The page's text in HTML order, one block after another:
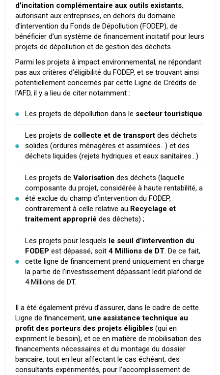
d'incitation complémentaire aux outils existants,
autorisant aux entreprises, en dehors du domaine
d'intervention du Fonds de Dépollution (FODEP), de
bénéficier d’un système de financement incitatif pour leurs
projets de dépollution et de gestion des déchets.
Parmi les projets à impact environnemental, ne répondant
pas aux critères d’éligibilité du FODEP, et se trouvant ainsi
potentiellement concernés par cette Ligne de Crédits de
l’AFD, il y a lieu de citer notamment :
Les projets de dépollution dans le secteur touristique
Les projets de collecte et de transport des déchets
solides (ordures ménagères et assimilées…) et des
déchets liquides (rejets hydriques et eaux sanitaires…)
Les projets de Valorisation des déchets (laquelle
composante du projet, considérée à haute rentabilité, a
été exclue du champ d’intervention du FODEP,
contrairement à celle relative au Recyclage et
traitement approprié des déchets) ;
Les projets pour lesquels le seuil d’intervention du
FODEP est dépassé, soit 4 Millions de DT. De ce fait,
cette ligne de financement prend uniquement en charge
la partie de l’investissement dépassant ledit plafond de
4 Millions de DT.
Il a été également prévu d’assurer, dans le cadre de cette
Ligne de financement, une assistance technique au
profit des porteurs des projets éligibles (qui en
expriment le besoin), et ce en matière de mobilisation des
financements nécessaires et du montage du dossier
bancaire, tout en leur affectant le cas échéant, des
consultants expérimentés, pour l’accomplissement de